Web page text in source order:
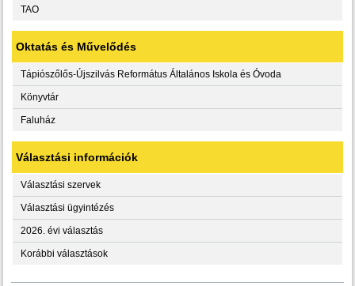
TAO
Oktatás és Művelődés
Tápiószőlős-Újszilvás Református Általános Iskola és Óvoda
Könyvtár
Faluház
Választási információk
Választási szervek
Választási ügyintézés
2026. évi választás
Korábbi választások